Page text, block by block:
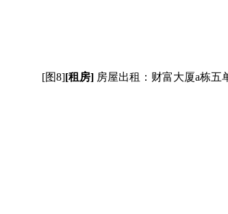
[图8][租房]房屋出租：财富大厦a栋五